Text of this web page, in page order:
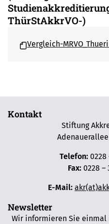
ThürStAkkrVO-)
Vergleich-
Kontakt
Stiftung
Adenauerallee
Telefon:0228
Fax: 0228 –
E-Mail:
Newsletter
Wir informieren Sie